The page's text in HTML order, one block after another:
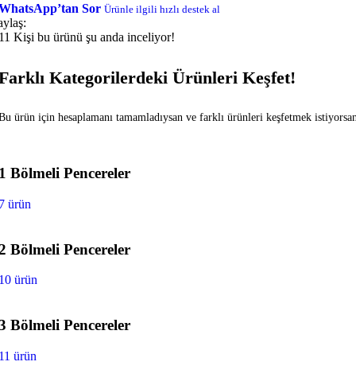
Sor Ürünle ilgili hızlı destek al
Kişi bu ürünü şu anda inceliyor!
Kategorilerdeki Ürünleri Keşfet!
ürün için hesaplamanı tamamladıysan ve farklı ürünleri keşfetmek
Bölmeli Pencereler
ürün
Bölmeli Pencereler
ürün
Bölmeli Pencereler
ürün